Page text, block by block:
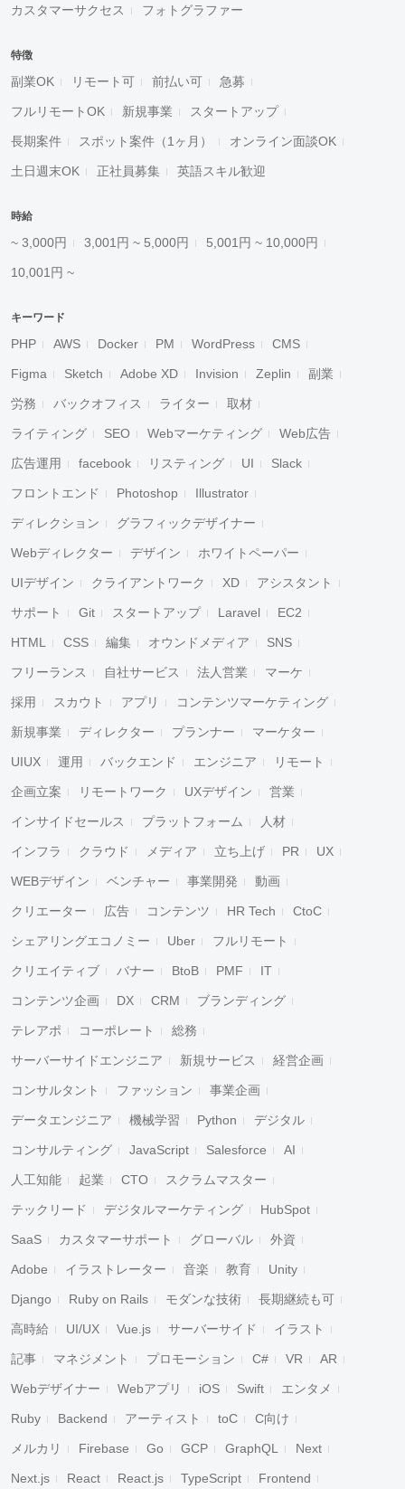
カスタマーサクセス フォトグラファー
特徴
副業OK リモート可 前払い可 急募
フルリモートOK 新規事業 スタートアップ
長期案件 スポット案件（1ヶ月） オンライン面談OK
土日週末OK 正社員募集 英語スキル歓迎
時給
~ 3,000円 3,001円 ~ 5,000円 5,001円 ~ 10,000円
10,001円 ~
キーワード
PHP AWS Docker PM WordPress CMS
Figma Sketch Adobe XD Invision Zeplin 副業
労務 バックオフィス ライター 取材
ライティング SEO Webマーケティング Web広告
広告運用 facebook リスティング UI Slack
フロントエンド Photoshop Illustrator
ディレクション グラフィックデザイナー
Webディレクター デザイン ホワイトペーパー
UIデザイン クライアントワーク XD アシスタント
サポート Git スタートアップ Laravel EC2
HTML CSS 編集 オウンドメディア SNS
フリーランス 自社サービス 法人営業 マーケ
採用 スカウト アプリ コンテンツマーケティング
新規事業 ディレクター プランナー マーケター
UIUX 運用 バックエンド エンジニア リモート
企画立案 リモートワーク UXデザイン 営業
インサイドセールス プラットフォーム 人材
インフラ クラウド メディア 立ち上げ PR UX
WEBデザイン ベンチャー 事業開発 動画
クリエーター 広告 コンテンツ HR Tech CtoC
シェアリングエコノミー Uber フルリモート
クリエイティブ バナー BtoB PMF IT
コンテンツ企画 DX CRM ブランディング
テレアポ コーポレート 総務
サーバーサイドエンジニア 新規サービス 経営企画
コンサルタント ファッション 事業企画
データエンジニア 機械学習 Python デジタル
コンサルティング JavaScript Salesforce AI
人工知能 起業 CTO スクラムマスター
テックリード デジタルマーケティング HubSpot
SaaS カスタマーサポート グローバル 外資
Adobe イラストレーター 音楽 教育 Unity
Django Ruby on Rails モダンな技術 長期継続も可
高時給 UI/UX Vue.js サーバーサイド イラスト
記事 マネジメント プロモーション C# VR AR
Webデザイナー Webアプリ iOS Swift エンタメ
Ruby Backend アーティスト toC C向け
メルカリ Firebase Go GCP GraphQL Next
Next.js React React.js TypeScript Frontend